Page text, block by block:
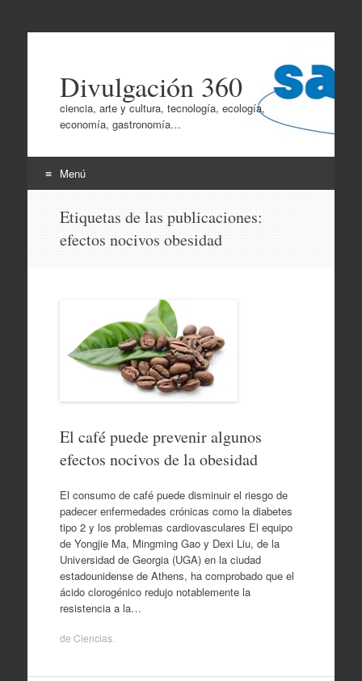
Divulgación 360
ciencia, arte y cultura, tecnología, ecología,
economía, gastronomía…
Menú
contenido
Etiquetas de las publicaciones:
efectos nocivos obesidad
El café puede prevenir algunos
efectos nocivos de la obesidad
El consumo de café puede disminuir el riesgo de
padecer enfermedades crónicas como la diabetes
tipo 2 y los problemas cardiovasculares El equipo
de Yongjie Ma, Mingming Gao y Dexi Liu, de la
Universidad de Georgia (UGA) en la ciudad
estadounidense de Athens, ha comprobado que el
ácido clorogénico redujo notablemente la
resistencia a la…
de Ciencias.